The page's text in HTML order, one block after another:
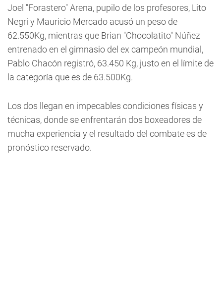
Joel "Forastero" Arena, pupilo de los profesores, Lito
Negri y Mauricio Mercado acusó un peso de
62.550Kg, mientras que Brian "Chocolatito" Núñez
entrenado en el gimnasio del ex campeón mundial,
Pablo Chacón registró, 63.450 Kg, justo en el límite de
la categoría que es de 63.500Kg.
Los dos llegan en impecables condiciones físicas y
técnicas, donde se enfrentarán dos boxeadores de
mucha experiencia y el resultado del combate es de
pronóstico reservado.